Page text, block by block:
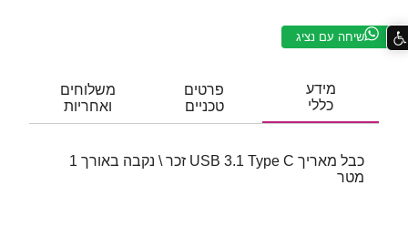
שיחה עם נציג
מידע
כללי
פרטים
טכניים
משלוחים
ואחריות
כבל מאריך USB 3.1 Type C זכר \ נקבה באורך 1
מטר